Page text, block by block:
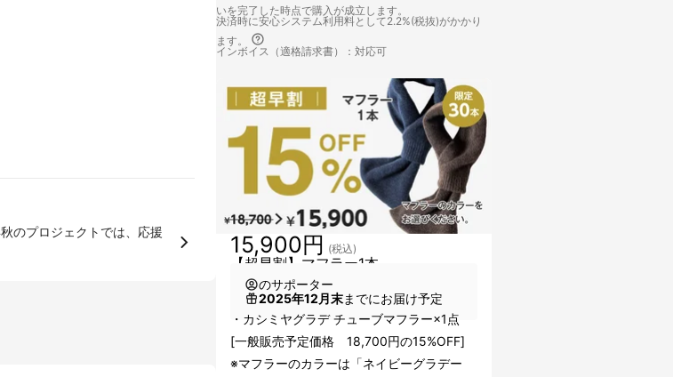
いを完了した時点で購入が成立します。
決済時に安心システム利用料として2.2%(税抜)がかかり
ます。
インボイス（適格請求書）：対応可
【超早割】マフラー1本
15,900円 (税込)
のサポーター
2025年12月末までにお届け予定
・カシミヤグラデ チューブマフラー×1点
[一般販売予定価格 18,700円の15%OFF]
※マフラーのカラーは「ネイビーグラデー